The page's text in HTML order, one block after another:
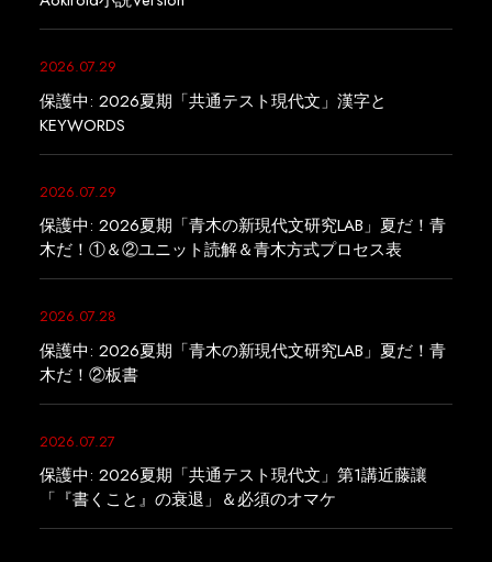
2026.07.29
保護中: 2026夏期「共通テスト現代文」漢字と
KEYWORDS
2026.07.29
保護中: 2026夏期「青木の新現代文研究LAB」夏だ！青
木だ！①＆②ユニット読解＆青木方式プロセス表
2026.07.28
保護中: 2026夏期「青木の新現代文研究LAB」夏だ！青
木だ！②板書
2026.07.27
保護中: 2026夏期「共通テスト現代文」第1講近藤讓
「『書くこと』の衰退」＆必須のオマケ